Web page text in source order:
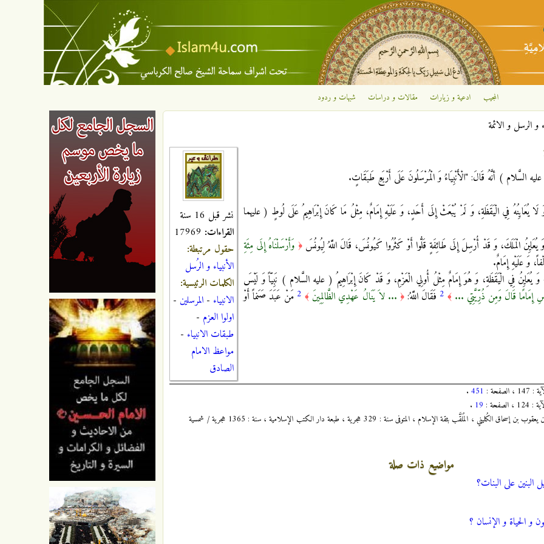
تجاوز إلى المحتوى الرئيسي
المجيب ادعية و زيارات مقالات و دراسات شبهات و ردود
و الرسل و الائمة
نشر قبل 16 سنة
القراءات:
حقول مرتبطة:
الأنبياء و الرُسل
الكلمات الرئيسية:
الانبياء - المرسلين -
اولوا العزم -
طبقات الانبياء -
مواعظ الامام
الصادق
السَّلام ) أنَّهُ قَالَ: "الْأَنْبِيَاءُ وَ الْمُرْسَلُونَ عَلَى أَرْبَعِ طَبَقَاتٍ.
يُعَايِنُهُ فِي الْيَقَظَةِ، وَ لَمْ يُبْعَثْ إِلَى أَحَدٍ، وَ عَلَيْهِ إِمَامٌ، مِثْلُ مَا كَانَ إِبْرَاهِيمُ عَلَى لُوطٍ ( عليهما
﴿ وَأَرْسَلْنَاهُ إِلَى مِئَةِ
وَ عَلَيْهِ إِمَامٌ.
فِي الْيَقَظَةِ، وَ هُوَ إِمَامٌ مِثْلُ أُولِي الْعَزْمِ، وَ قَدْ كَانَ إِبْرَاهِيمُ ( عليه السَّلام ) نَبِيّاً وَ لَيْسَ
إِمَامًا قَالَ وَمِن ذُرِّيَّتِي ... ﴾ 2 فَقَالَ اللَّهُ:﴿ ... لاَ يَنَالُ عَهْدِي الظَّالِمِينَ ﴾ 2 مَنْ عَبَدَ صَنَماً أَوْ
451
.
19
.
الكافي : 1 / 174 ، للشيخ أبي جعفر محمد بن يعقوب بن إسحاق الكُليني ، المُلَقَّب بثقة الإسلام ، المتوفى سنة : 329 هجرية ، طبعة دار الكتب الإسلامية ، سنة : 1365 هجرية / شمسية
مواضيع ذات صلة
البنين على البنات؟
و الحياة و الإنسان ؟